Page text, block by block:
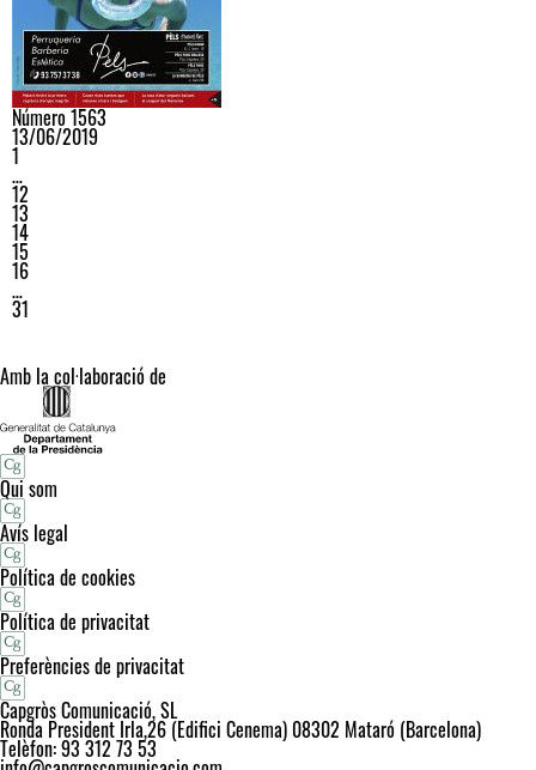
Número 1563
13/06/2019
1
…
12
13
14
15
16
…
31
Amb la col·laboració de
Qui som
Avís legal
Política de cookies
Política de privacitat
Preferències de privacitat
Capgròs Comunicació, SL
Ronda President Irla,26 (Edifici Cenema) 08302 Mataró (Barcelona)
Telèfon: 93 312 73 53